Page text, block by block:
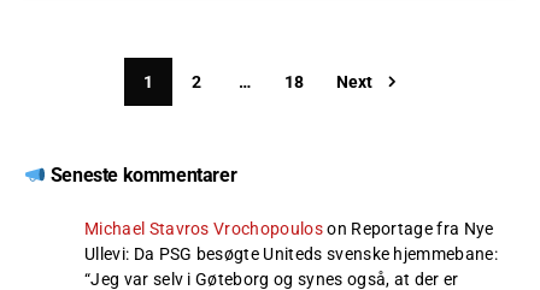
1 2 … 18 Next
Seneste kommentarer
Michael Stavros Vrochopouloson Reportage fra Nye
Ullevi: Da PSG besøgte Uniteds svenske hjemmebane:
“Jeg var selv i Gøteborg og synes også, at der er